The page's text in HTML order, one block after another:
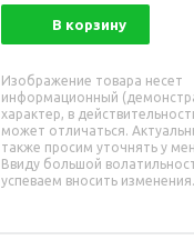
В корзину
Изображение товара несет
информационный
характер, в
может отличаться.
также просим уточнять у
Ввиду большой
успеваем вносить изменения.